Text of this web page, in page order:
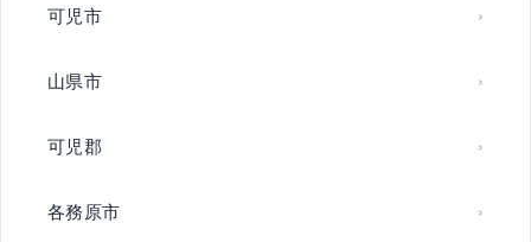
可児市
山県市
可児郡
各務原市